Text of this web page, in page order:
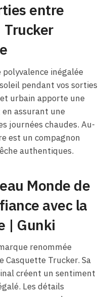
entre
inégalée
pendant vos sorties
urbain apporte une
assurant une
journées chaudes. Au-
est un compagnon
authentiques.
Monde de
avec la
| Gunki
renommée
Casquette Trucker. Sa
créent un sentiment
Les détails